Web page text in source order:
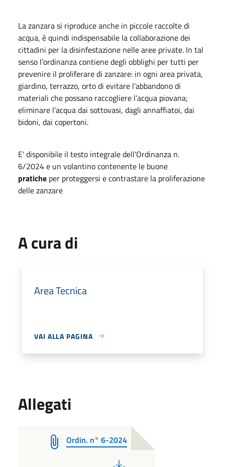
La zanzara si riproduce anche in piccole raccolte di
acqua, è quindi indispensabile la collaborazione dei
cittadini per la disinfestazione nelle aree private. In tal
senso l’ordinanza contiene degli obblighi per tutti per
prevenire il proliferare di zanzare: in ogni area privata,
giardino, terrazzo, orto di evitare l’abbandono di
materiali che possano raccogliere l’acqua piovana;
eliminare l’acqua dai sottovasi, dagli annaffiatoi, dai
bidoni, dai copertoni.
E' disponibile il testo integrale dell'Ordinanza n.
6/2024 e un volantino contenente le buone
pratiche per proteggersi e contrastare la proliferazione
delle zanzare
A cura di
Area Tecnica
VAI ALLA PAGINA
Allegati
Ordin. n° 6-2024